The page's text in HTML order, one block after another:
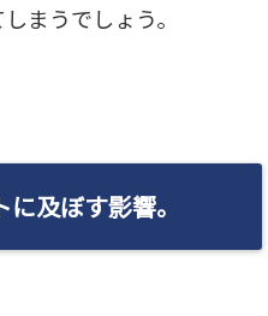
まうでしょう。
及ぼす影響。